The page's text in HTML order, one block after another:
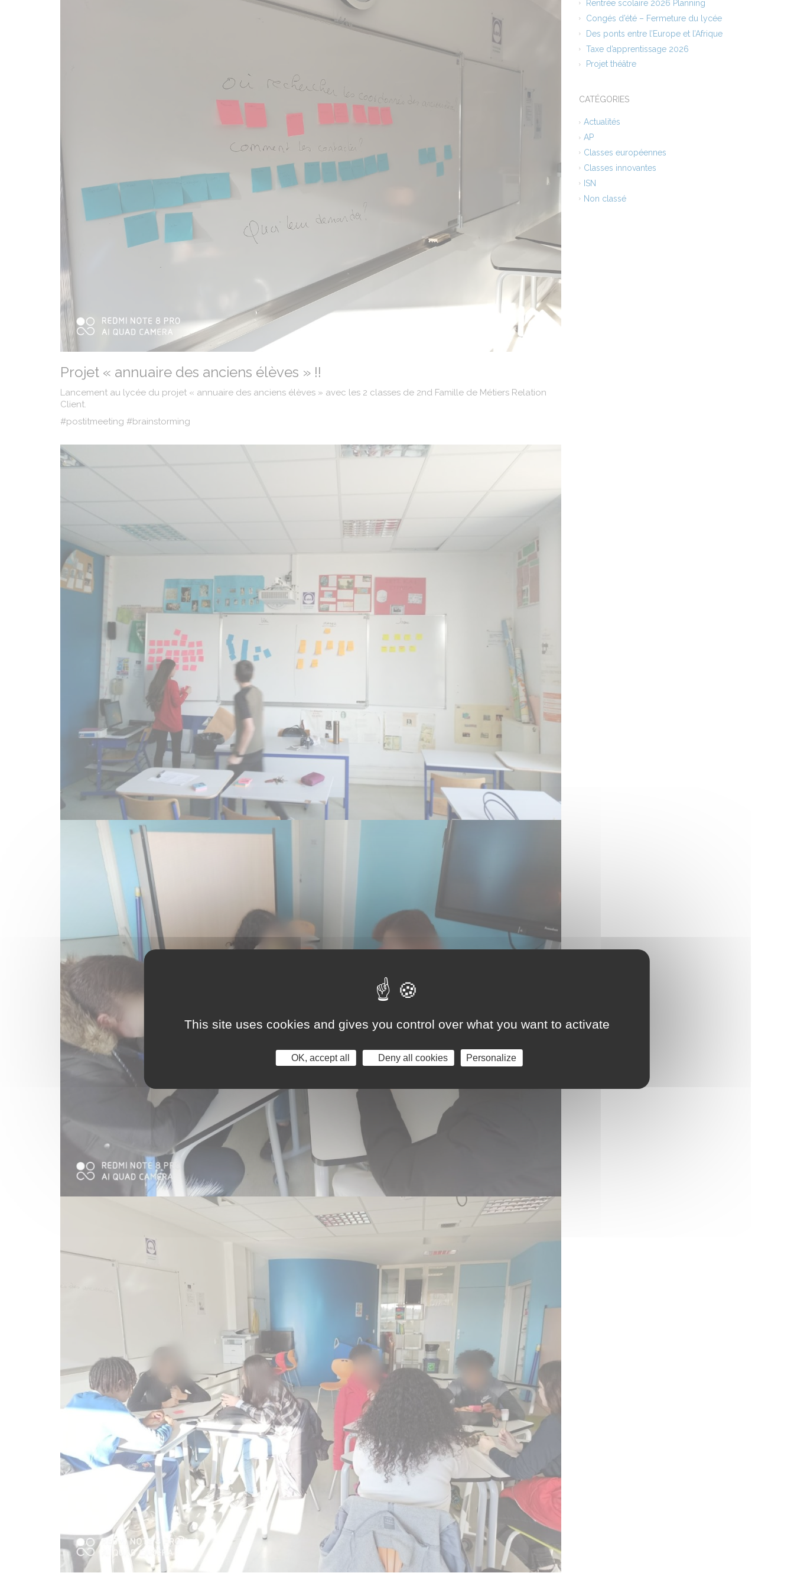
Projet « annuaire des anciens élèves » !!
Lancement au lycée du projet « annuaire des anciens élèves » avec les 2 classes de 2nd Famille de Métiers Relation
Client.
#postitmeeting #brainstorming
Rentrée scolaire 2026 Planning
Congés d’été – Fermeture du lycée
Des ponts entre l’Europe et l’Afrique
Taxe d’apprentissage 2026
Projet théâtre
CATÉGORIES
Actualités
AP
Classes européennes
Classes innovantes
ISN
Non classé
This site uses cookies and gives you control over what you want to activate
OK, accept all Deny all cookies Personalize